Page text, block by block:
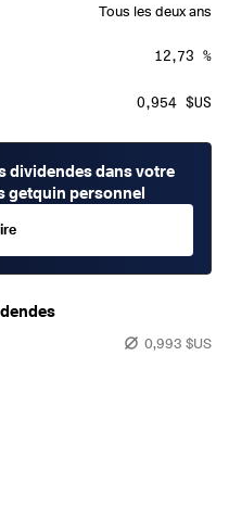
Tous les deux ans
12,73 %
0,954 $US
dividendes dans votre
getquin personnel
0,993 $US